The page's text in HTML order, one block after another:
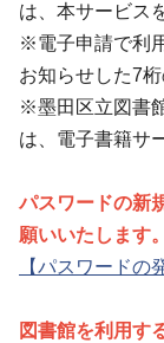
は、本サービス
※電子申請で利
お知らせした7桁
※墨田区立図書
は、電子書籍サ
パスワードの新
願いいたします。
【パスワードの
図書館を利用す